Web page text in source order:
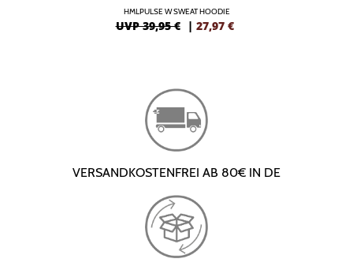
HMLPULSE W SWEAT HOODIE
UVP 39,95 € | 27,97 €
VERSANDKOSTENFREI AB 80€ IN DE